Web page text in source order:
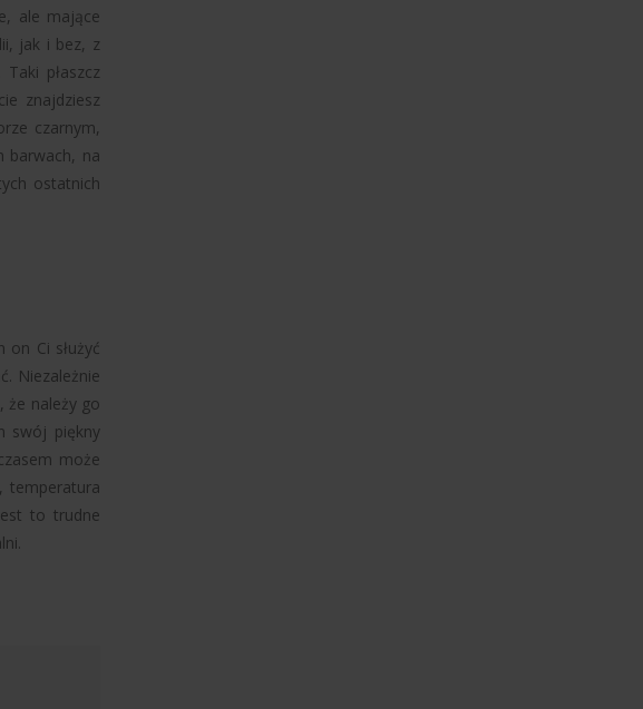
ale mające
jak i bez, z
. Taki płaszcz
znajdziesz
czarnym,
barwach, na
ostatnich
on Ci służyć
Niezależnie
że należy go
swój piękny
może
temperatura
to trudne